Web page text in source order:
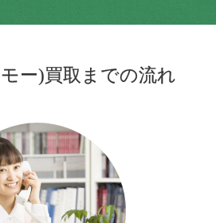
モー)買取までの流れ